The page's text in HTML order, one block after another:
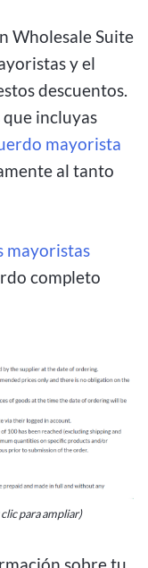
Wholesale Suite
y el
descuentos.
incluyas
mayorista
al tanto
mayoristas
completo
para ampliar)